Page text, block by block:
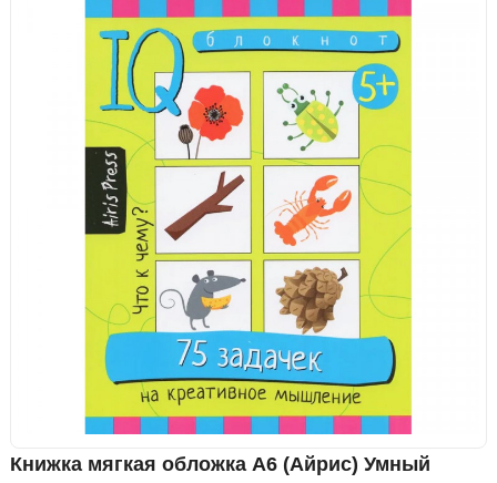
Книжка мягкая обложка А6 (Айрис) Умный